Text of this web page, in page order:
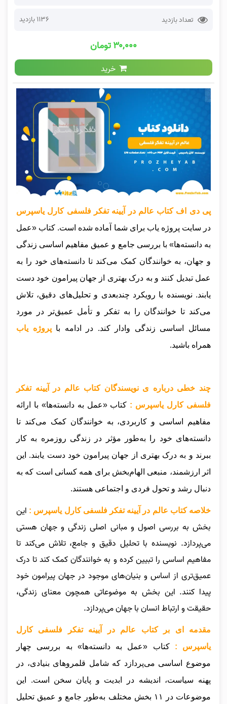
تعداد بازدید 1136 بازدید
۳۰,۰۰۰ تومان
خرید
پی دی اف کتاب عالم در آیینه تفکر فلسفی کارل یاسپرس
در سایت پروژه یاب برای شما آماده شده است. کتاب «عمل
به دانسته‌ها» با بررسی جامع و عمیق مفاهیم اساسی زندگی
و جهان، به خوانندگان کمک می‌کند تا دانسته‌های خود را به
عمل تبدیل کنند و به درک بهتری از جهان پیرامون خود دست
یابند. نویسنده با رویکرد چندبعدی و تحلیل‌های دقیق، تلاش
می‌کند تا خوانندگان را به تفکر و تأمل عمیق‌تر در مورد
مسائل اساسی زندگی وادار کند. در ادامه با پروژه یاب
همراه باشید.
چند خطی درباره ی نویسندگان کتاب عالم در آیینه تفکر
فلسفی کارل یاسپرس : کتاب «عمل به دانسته‌ها» با ارائه
مفاهیم اساسی و کاربردی، به خوانندگان کمک می‌کند تا
دانسته‌های خود را به‌طور مؤثر در زندگی روزمره به کار
ببرند و به درک بهتری از جهان پیرامون خود دست یابند. این
اثر ارزشمند، منبعی الهام‌بخش برای همه کسانی است که به
دنبال رشد و تحول فردی و اجتماعی هستند.
خلاصه کتاب عالم در آیینه تفکر فلسفی کارل یاسپرس : این
بخش به بررسی اصول و مبانی اصلی زندگی و جهان هستی
می‌پردازد. نویسنده با تحلیل دقیق و جامع، تلاش می‌کند تا
مفاهیم اساسی را تبیین کرده و به خوانندگان کمک کند تا درک
عمیق‌تری از اساس و بنیان‌های موجود در جهان پیرامون خود
پیدا کنند. این بخش به موضوعاتی همچون معنای زندگی،
حقیقت و ارتباط انسان با جهان می‌پردازد.
مقدمه ای بر کتاب عالم در آیینه تفکر فلسفی کارل
یاسپرس : کتاب «عمل به دانسته‌ها» به بررسی چهار
موضوع اساسی می‌پردازد که شامل قلمروهای بنیادی، در
پهنه سیاست، اندیشه در ابدیت و پایان سخن است. این
موضوعات در ۱۱ بخش مختلف به‌طور جامع و عمیق تحلیل